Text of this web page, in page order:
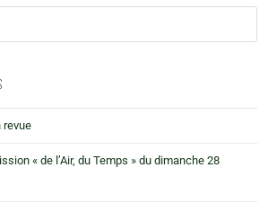
revue
« de l’Air, du Temps » du dimanche 28